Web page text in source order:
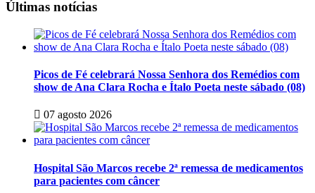
Últimas notícias
Picos de Fé celebrará Nossa Senhora dos Remédios com
show de Ana Clara Rocha e Ítalo Poeta neste sábado (08)
07 agosto 2026
Hospital São Marcos recebe 2ª remessa de medicamentos
para pacientes com câncer